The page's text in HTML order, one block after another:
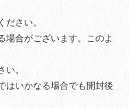
さい。
合がございます。このよ
。
はいかなる場合でも開封後